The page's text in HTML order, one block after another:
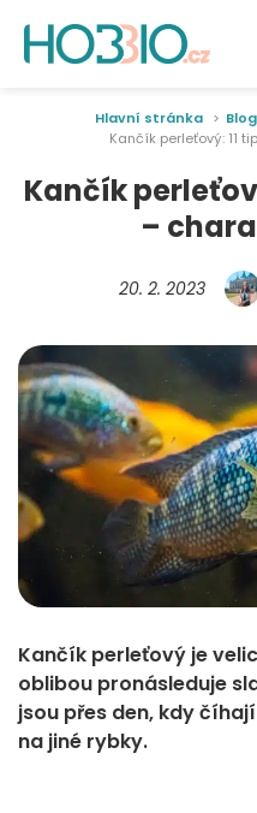
Hlavní stránka Blog
Kančík perleťový: 11
Kančík
–
20. 2. 2023
Kančík perleťový je
oblibou pronásleduje
jsou přes den, kdy
na jiné rybky.